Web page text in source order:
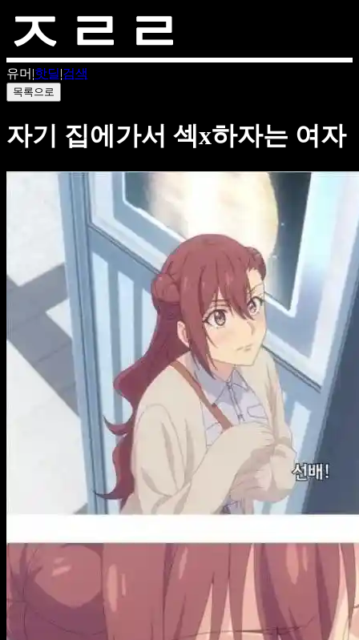
유머 |핫딜|검색
목록으로
자기 집에가서 섹x하자는 여자